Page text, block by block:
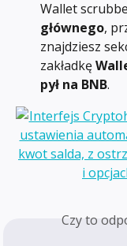
Wallet
głównego,
znajdziesz
zakładkę
pył na BNB.
Czy to